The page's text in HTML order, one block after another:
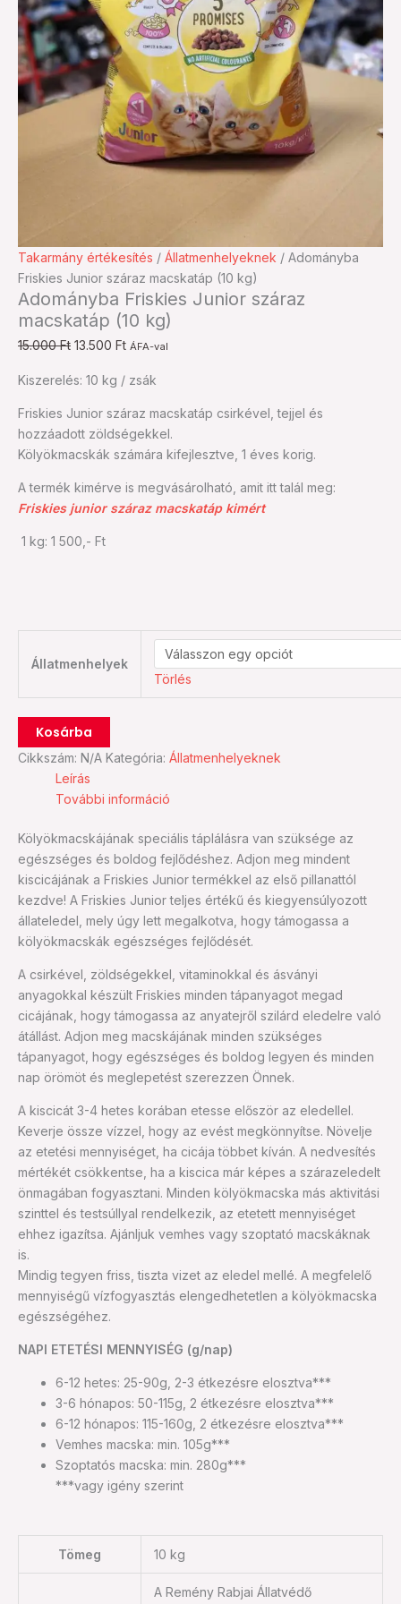
Takarmány értékesítés / Állatmenhelyeknek / Adományba
Friskies Junior száraz macskatáp (10 kg)
Adományba Friskies Junior száraz
macskatáp (10 kg)
15.000Ft
Original
price
was:
15.000 Ft.
13.500 Ft
Current
price
is:
13.500 Ft.
ÁFA-val
Kiszerelés: 10 kg / zsák
Friskies Junior száraz macskatáp csirkével, tejjel és
hozzáadott zöldségekkel.
Kölyökmacskák számára kifejlesztve, 1 éves korig.
A termék kimérve is megvásárolható, amit itt talál meg:
Friskies junior száraz macskatáp kimért
1 kg: 1 500,- Ft
Állatmenhelyek
Törlés
Adományba
Friskies
Junior
száraz
macskatáp
kg)
Kosárba
Cikkszám: N/A Kategória: Állatmenhelyeknek
Leírás
További információ
Kölyökmacskájának speciális táplálásra van szüksége az
egészséges és boldog fejlődéshez. Adjon meg mindent
kiscicájának a Friskies Junior termékkel az első pillanattól
kezdve! A Friskies Junior teljes értékű és kiegyensúlyozott
állateledel, mely úgy lett megalkotva, hogy támogassa a
kölyökmacskák egészséges fejlődését.
A csirkével, zöldségekkel, vitaminokkal és ásványi
anyagokkal készült Friskies minden tápanyagot megad
cicájának, hogy támogassa az anyatejről szilárd eledelre való
átállást. Adjon meg macskájának minden szükséges
tápanyagot, hogy egészséges és boldog legyen és minden
nap örömöt és meglepetést szerezzen Önnek.
A kiscicát 3-4 hetes korában etesse először az eledellel.
Keverje össze vízzel, hogy az evést megkönnyítse. Növelje
az etetési mennyiséget, ha cicája többet kíván. A nedvesítés
mértékét csökkentse, ha a kiscica már képes a szárazeledelt
önmagában fogyasztani. Minden kölyökmacska más aktivitási
szinttel és testsúllyal rendelkezik, az etetett mennyiséget
ehhez igazítsa. Ajánljuk vemhes vagy szoptató macskáknak
is.
Mindig tegyen friss, tiszta vizet az eledel mellé. A megfelelő
mennyiségű vízfogyasztás elengedhetetlen a kölyökmacska
egészségéhez.
NAPI ETETÉSI MENNYISÉG (g/nap)
6-12 hetes: 25-90g, 2-3 étkezésre elosztva***
3-6 hónapos: 50-115g, 2 étkezésre elosztva***
6-12 hónapos: 115-160g, 2 étkezésre elosztva***
Vemhes macska: min. 105g***
Szoptatós macska: min. 280g***
***vagy igény szerint
Tömeg 10 kg
A Remény Rabjai Állatvédő